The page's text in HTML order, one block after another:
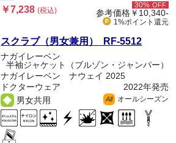
￥7,238(税込)
30% OFF
参考価格￥10,340-
1%ポイント 還元
スクラブ（男女兼用） RF-5512
ナガイレーベン
半袖ジャケット（ブルゾン・ジャンパー）
ナガイレーベン ナウェイ 2025
ドクターウェア
2022年発売
男女共用
All オールシーズン